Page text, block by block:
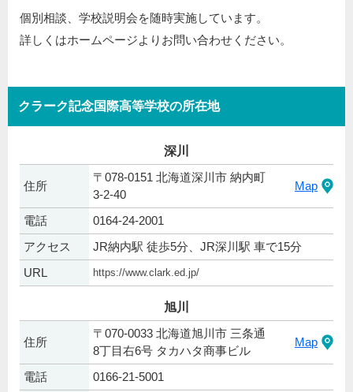
個別相談、学校説明会を随時実施しています。
詳しくはホームページよりお問い合わせください。
クラーク記念国際高等学校の所在地
深川
住所
〒078-0151 北海道深川市 納内町
3-2-40
Map
電話
0164-24-2001
アクセス
JR納内駅 徒歩5分、JR深川駅 車で15分
URL
https://www.clark.ed.jp/
旭川
住所
〒070-0033 北海道旭川市 三条通
8丁目右6号 タカハタ商事ビル
Map
電話
0166-21-5001